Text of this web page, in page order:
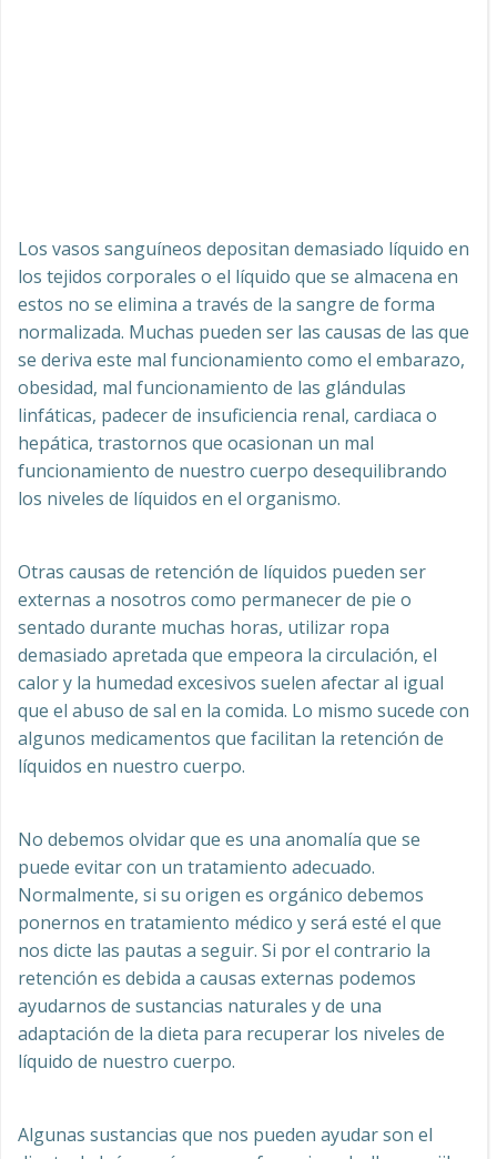
Los vasos sanguíneos depositan demasiado líquido en
los tejidos corporales o el líquido que se almacena en
estos no se elimina a través de la sangre de forma
normalizada. Muchas pueden ser las causas de las que
se deriva este mal funcionamiento como el embarazo,
obesidad, mal funcionamiento de las glándulas
linfáticas, padecer de insuficiencia renal, cardiaca o
hepática, trastornos que ocasionan un mal
funcionamiento de nuestro cuerpo desequilibrando
los niveles de líquidos en el organismo.
Otras causas de retención de líquidos pueden ser
externas a nosotros como permanecer de pie o
sentado durante muchas horas, utilizar ropa
demasiado apretada que empeora la circulación, el
calor y la humedad excesivos suelen afectar al igual
que el abuso de sal en la comida. Lo mismo sucede con
algunos medicamentos que facilitan la retención de
líquidos en nuestro cuerpo.
No debemos olvidar que es una anomalía que se
puede evitar con un tratamiento adecuado.
Normalmente, si su origen es orgánico debemos
ponernos en tratamiento médico y será esté el que
nos dicte las pautas a seguir. Si por el contrario la
retención es debida a causas externas podemos
ayudarnos de sustancias naturales y de una
adaptación de la dieta para recuperar los niveles de
líquido de nuestro cuerpo.
Algunas sustancias que nos pueden ayudar son el